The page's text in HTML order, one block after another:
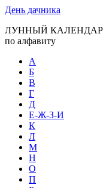
День дачника
ЛУННЫЙ КАЛЕНДАРЬ
по алфавиту
А
Б
В
Г
Д
Е-Ж-З-И
К
Л
М
Н
О
П